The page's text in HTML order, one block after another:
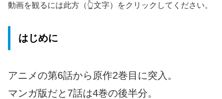
動画を観るには此方（👆文字）をクリックしてください。
はじめに
アニメの第6話から原作2巻目に突入。
マンガ版だと7話は4巻の後半分。